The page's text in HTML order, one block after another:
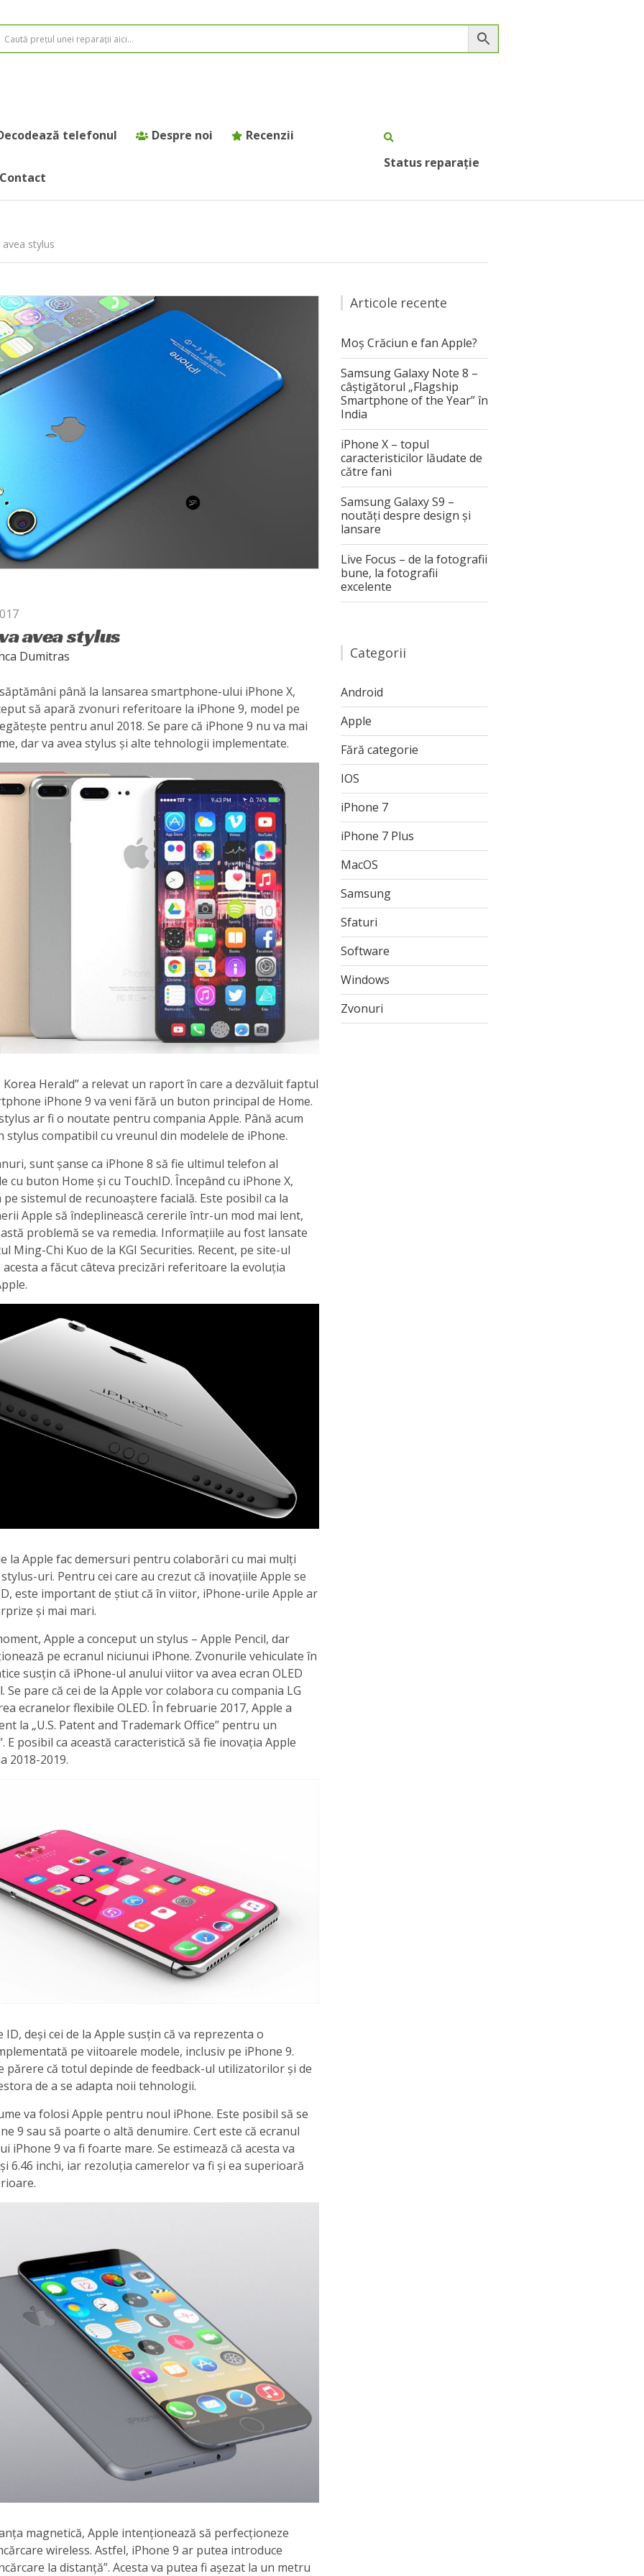
telefonul Despre noi Recenzii
Contact
Status reparație
stylus
avea stylus
Dumitras
până la lansarea smartphone-ului iPhone X,
să apară zvonuri referitoare la iPhone 9, model pe
pentru anul 2018. Se pare că iPhone 9 nu va mai
dar va avea stylus și alte tehnologii implementate.
Korea Herald” a relevat un raport în care a dezvăluit faptul
iPhone 9 va veni fără un buton principal de Home.
ar fi o noutate pentru compania Apple. Până acum
stylus compatibil cu vreunul din modelele de iPhone.
sunt șanse ca iPhone 8 să fie ultimul telefon al
cu buton Home și cu TouchID. Începând cu iPhone X,
pe sistemul de recunoaștere facială. Este posibil ca la
Apple să îndeplinească cererile într-un mod mai lent,
problemă se va remedia. Informațiile au fost lansate
Ming-Chi Kuo de la KGI Securities. Recent, pe site-ul
acesta a făcut câteva precizări referitoare la evoluția
la Apple fac demersuri pentru colaborări cu mai mulți
uri. Pentru cei care au crezut că inovațiile Apple se
este important de știut că în viitor, iPhone-urile Apple ar
și mai mari.
Apple a conceput un stylus – Apple Pencil, dar
pe ecranul niciunui iPhone. Zvonurile vehiculate în
susțin că iPhone-ul anului viitor va avea ecran OLED
Se pare că cei de la Apple vor colabora cu compania LG
ecranelor flexibile OLED. În februarie 2017, Apple a
la „U.S. Patent and Trademark Office” pentru un
E posibil ca această caracteristică să fie inovația Apple
2018-2019.
ID, deși cei de la Apple susțin că va reprezenta o
pe viitoarele modele, inclusiv pe iPhone 9.
părere că totul depinde de feedback-ul utilizatorilor și de
de a se adapta noii tehnologii.
va folosi Apple pentru noul iPhone. Este posibil să se
9 sau să poarte o altă denumire. Cert este că ecranul
iPhone 9 va fi foarte mare. Se estimează că acesta va
6.46 inchi, iar rezoluția camerelor va fi și ea superioară
magnetică, Apple intenționează să perfecționeze
wireless. Astfel, iPhone 9 ar putea introduce
la distanță”. Acesta va putea fi așezat la un metru
Articole recente
Moș Crăciun e fan Apple?
Samsung Galaxy Note 8 –
câștigătorul „Flagship
Smartphone of the Year” în
India
iPhone X – topul
caracteristicilor lăudate de
către fani
Samsung Galaxy S9 –
noutăți despre design și
lansare
Live Focus – de la fotografii
bune, la fotografii
excelente
Categorii
Android
Apple
Fără categorie
IOS
iPhone 7
iPhone 7 Plus
MacOS
Samsung
Sfaturi
Software
Windows
Zvonuri